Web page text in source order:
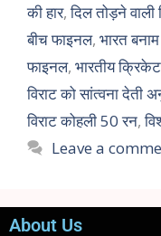
की हार,दिल तोड़ने
बीच फाइनल, भारत
फाइनल, भारतीय
विराट को सांत्वना देती
विराट कोहली 50 रन,
Leave a
About Us